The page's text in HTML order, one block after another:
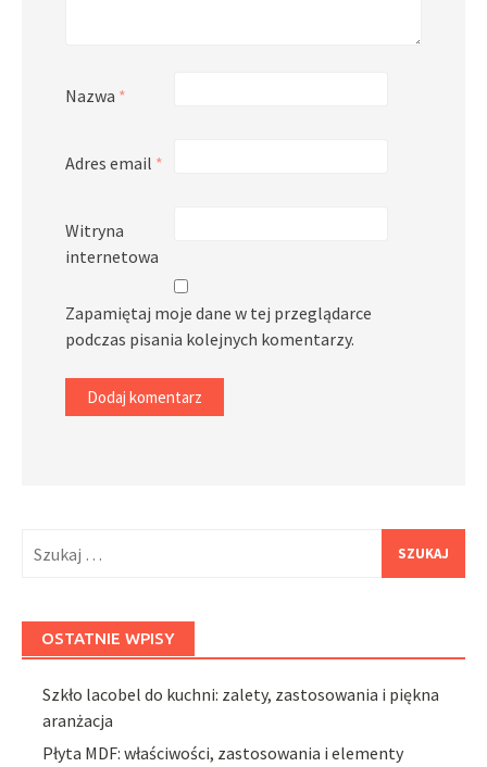
Nazwa *
Adres email *
Witryna
internetowa
Zapamiętaj moje dane w tej przeglądarce
podczas pisania kolejnych komentarzy.
OSTATNIE WPISY
Szkło lacobel do kuchni: zalety, zastosowania i piękna
aranżacja
Płyta MDF: właściwości, zastosowania i elementy